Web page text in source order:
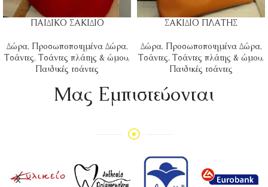
ΠΑΙΔΙΚΟ ΣΑΚΙΔΙΟ
Δώρα, Προσωποποιημένα Δώρα,
Τσάντες, Τσάντες πλάτης & ώμου,
Παιδικές τσάντες
ΣΑΚΙΔΙΟ ΠΛΑΤΗΣ
Δώρα, Προσωποποιημένα Δώρα,
Τσάντες, Τσάντες πλάτης & ώμου,
Παιδικές τσάντες
Mας Εμπιστεύονται